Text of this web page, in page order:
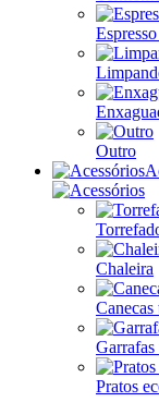
Outro
Chaleira
Canecas
Garrafas
Pratos